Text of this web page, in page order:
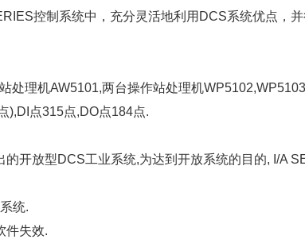
控制系统中，充分灵活地利用DCS系统优点，
理机AW5101,两台操作站处理机
点315点,DO点184点.
放型DCS工业系统,为达到开放系统的目的, I/A
统.
件失效.